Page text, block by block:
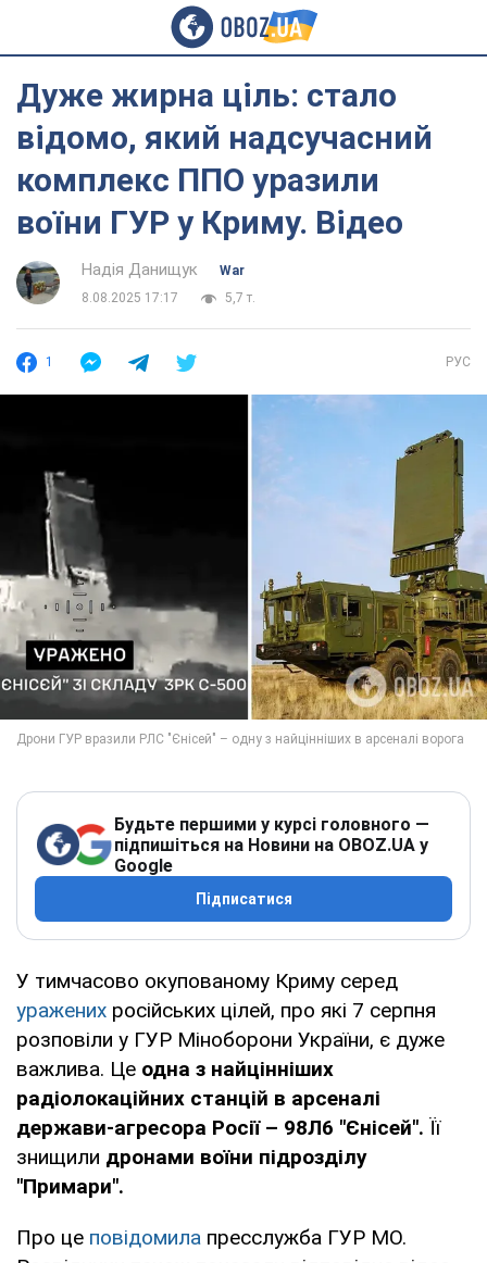
Дуже жирна ціль: стало
відомо, який надсучасний
комплекс ППО уразили
воїни ГУР у Криму. Відео
Надія Данищук
War
8.08.2025 17:17
5,7 т.
1 РУС
Будьте першими у курсі головного —
підпишіться на Новини на OBOZ.UA у
Google
Підписатися
У тимчасово окупованому Криму серед
уражених російських цілей, про які 7 серпня
розповіли у ГУР Міноборони України, є дуже
важлива. Це одна з найцінніших
радіолокаційних станцій в арсеналі
держави-агресора Росії – 98Л6 "Єнісей". Її
знищили дронами воїни підрозділу
"Примари".
Про це повідомила пресслужба ГУР МО.